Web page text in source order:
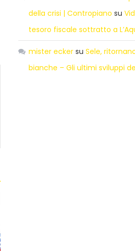
della crisi | Contropiano su
tesoro fiscale sottratto a
mister ecker suSele,
bianche – Gli ultimi sviluppi